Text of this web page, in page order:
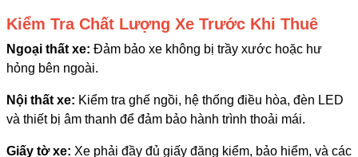
Kiểm Tra Chất Lượng Xe Trước Khi Thuê
Ngoại thất xe: Đảm bảo xe không bị trầy xước hoặc hư
hỏng bên ngoài.
Nội thất xe: Kiểm tra ghế ngồi, hệ thống điều hòa, đèn LED
và thiết bị âm thanh để đảm bảo hành trình thoải mái.
Giấy tờ xe: Xe phải đầy đủ giấy đăng kiểm, bảo hiểm, và các